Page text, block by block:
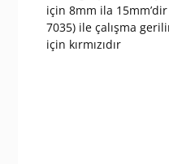
için 8mm ila
7035) ile çalışma
için kırmızıdır